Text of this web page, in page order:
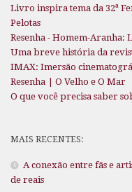
Livro inspira tema da 32ª
Pelotas
Resenha - Homem-Aranha:
Uma breve história da
IMAX: Imersão
Resenha | O Velho e O Mar
O que você precisa saber
MAIS RECENTES:
A conexão entre fãs e
de reais